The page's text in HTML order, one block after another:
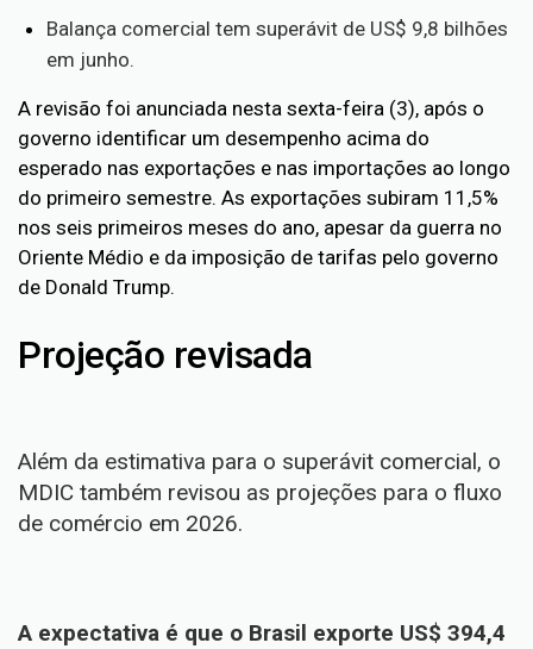
Balança comercial tem superávit de US$ 9,8 bilhões
em junho.
A revisão foi anunciada nesta sexta-feira (3), após o
governo identificar um desempenho acima do
esperado nas exportações e nas importações ao longo
do primeiro semestre. As exportações subiram 11,5%
nos seis primeiros meses do ano, apesar da guerra no
Oriente Médio e da imposição de tarifas pelo governo
de Donald Trump.
Projeção revisada
Além da estimativa para o superávit comercial, o
MDIC também revisou as projeções para o fluxo
de comércio em 2026.
A expectativa é que o Brasil exporte US$ 394,4